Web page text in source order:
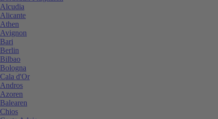
Alcudia
Alicante
Athen
Avignon
Bari
Berlin
Bilbao
Bologna
Cala d'Or
Andros
Azoren
Balearen
Chios